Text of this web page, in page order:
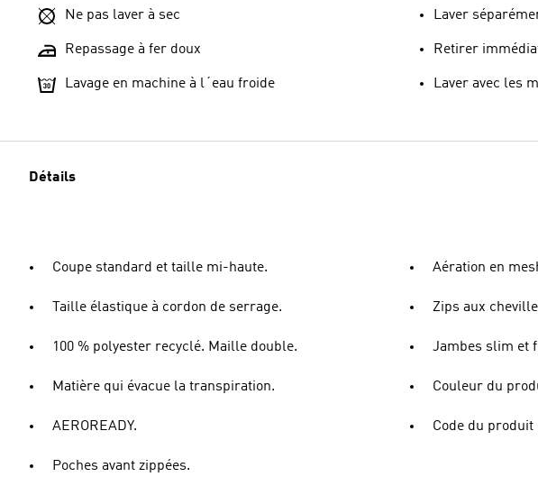
Ne pas laver à sec
Repassage à fer doux
Lavage en machine à l´eau froide
Laver
Retirer
Laver avec les
Détails
Coupe standard et taille mi-haute.
Taille élastique à cordon de serrage.
100 % polyester recyclé. Maille double.
Matière qui évacue la transpiration.
AEROREADY.
Poches avant zippées.
Aération en
Zips aux
Jambes slim et
Couleur du
Code du produit